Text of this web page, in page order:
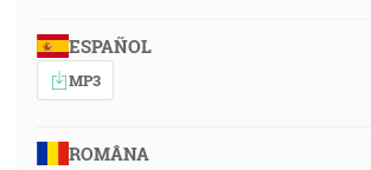
ESPAÑOL
MP3
ROMÂNA